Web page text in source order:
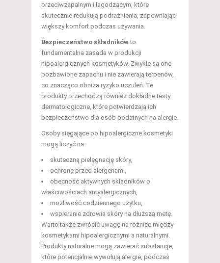
przeciwzapalnym i łagodzącym, które
skutecznie redukują podrażnienia, zapewniając
większy komfort podczas używania.
Bezpieczeństwo składnikówto
fundamentalna zasada w produkcji
hipoalergicznych kosmetyków. Zwykle są one
pozbawione zapachu i nie zawierają terpenów,
co znacząco obniża ryzyko uczuleń. Te
produkty przechodzą również dokładne testy
dermatologiczne, które potwierdzają ich
bezpieczeństwo dla osób podatnych na alergie.
Osoby sięgające po hipoalergiczne kosmetyki
mogą liczyć na:
skuteczną pielęgnację skóry,
ochronę przed alergenami,
obecność aktywnych składników o
właściwościach antyalergicznych,
możliwość codziennego użytku,
wspieranie zdrowia skóry na dłuższą metę.
Warto także zwrócić uwagę na różnice między
kosmetykami hipoalergicznymi a naturalnymi.
Produkty naturalne mogą zawierać substancje,
które potencjalnie wywołują alergie, podczas